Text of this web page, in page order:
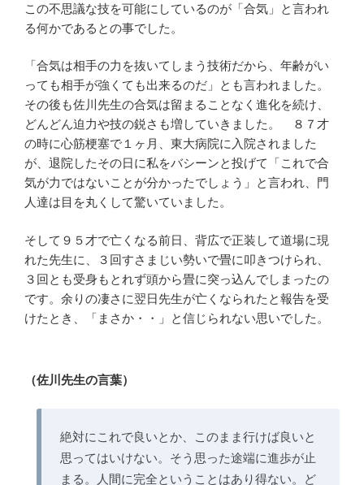
この不思議な技を可能にしているのが「合気」と言われ
る何かであるとの事でした。
「合気は相手の力を抜いてしまう技術だから、年齢がい
っても相手が強くても出来るのだ」とも言われました。
その後も佐川先生の合気は留まることなく進化を続け、
どんどん迫力や技の鋭さも増していきました。 ８７才
の時に心筋梗塞で１ヶ月、東大病院に入院されました
が、退院したその日に私をバシーンと投げて「これで合
気が力ではないことが分かったでしょう」と言われ、門
人達は目を丸くして驚いていました。
そして９５才で亡くなる前日、背広で正装して道場に現
れた先生に、３回すさまじい勢いで畳に叩きつけられ、
３回とも受身もとれず頭から畳に突っ込んでしまったの
です。余りの凄さに翌日先生が亡くなられたと報告を受
けたとき、「まさか・・」と信じられない思いでした。
（佐川先生の言葉）
絶対にこれで良いとか、このまま行けば良いと
思ってはいけない。そう思った途端に進歩が止
まる。人間に完全ということはあり得ない。ど